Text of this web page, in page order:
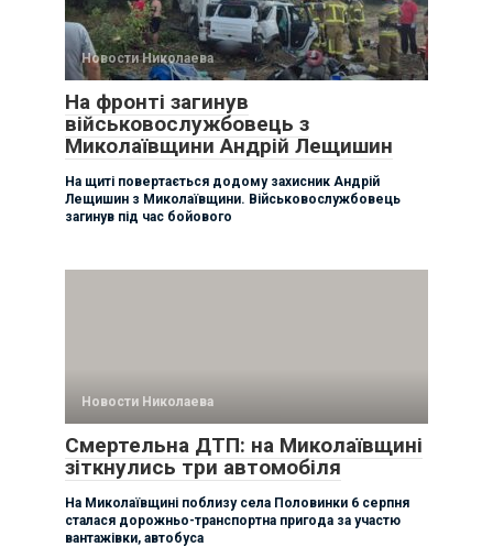
Новости Николаева
На фронті загинув
військовослужбовець з
Миколаївщини Андрій Лещишин
На щиті повертається додому захисник Андрій
Лещишин з Миколаївщини. Військовослужбовець
загинув під час бойового
Новости Николаева
Смертельна ДТП: на Миколаївщині
зіткнулись три автомобіля
На Миколаївщині поблизу села Половинки 6 серпня
сталася дорожньо-транспортна пригода за участю
вантажівки, автобуса